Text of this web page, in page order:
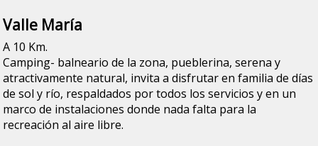
Valle María
A 10 Km.
Camping- balneario de la zona, pueblerina, serena y
atractivamente natural, invita a disfrutar en familia de días
de sol y río, respaldados por todos los servicios y en un
marco de instalaciones donde nada falta para la
recreación al aire libre.